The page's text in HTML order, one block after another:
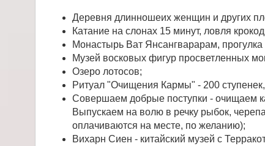
Деревня длинношеих женщин и других
Катание на слонах 15 минут, ловля
Монастырь Ват Янсангварарам,
Музей восковых фигур просветленных
Озеро лотосов;
Ритуал "Очищения Кармы" - 200
Совершаем добрые поступки - очищаем
Выпускаем на волю в речку рыбок,
оплачиваются на месте, по желанию);
Вихарн Сиен - китайский музей с